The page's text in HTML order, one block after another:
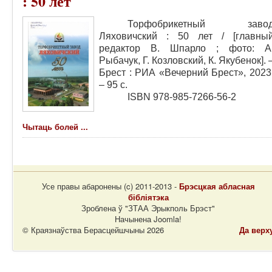
Торфобрикетный
Ляховичский : 50 лет /
редактор В. Шпарло ; фото:
Рыбачук, Г. Козловский, К. Якубенок].
Брест : РИА «Вечерний Брест»,
– 95 с.
ISBN 978-985-7266-56-2
Чытаць болей ...
Усе правы абаронены (c) 2011-2013 - Брэсцкая абласная
бібліятэка
Зроблена ў "ЗТАА Эрыкполь Брэст"
Начынена Joomla!
Да
© Краязнаўства Берасцейшчыны 2026